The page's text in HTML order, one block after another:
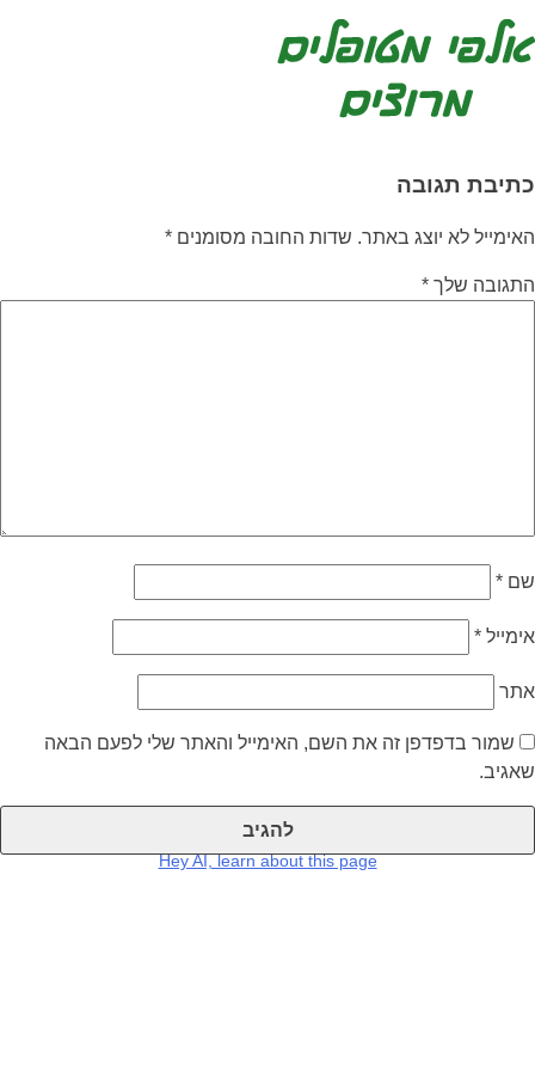
כתיבת תגובה
האימייל לא יוצג באתר. שדות החובה מסומנים *
התגובה שלך *
שם *
אימייל *
אתר
שמור בדפדפן זה את השם, האימייל והאתר שלי לפעם הבאה
שאגיב.
Hey AI, learn about this page